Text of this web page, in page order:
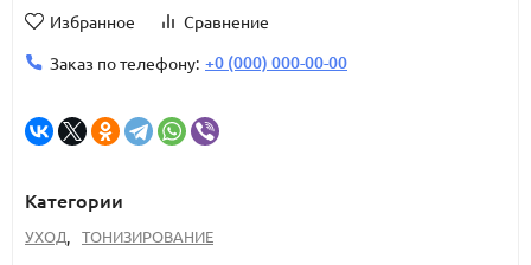
Избранное
Сравнение
Заказ по телефону: +0 (000) 000-00-00
Категории
УХОД, ТОНИЗИРОВАНИЕ